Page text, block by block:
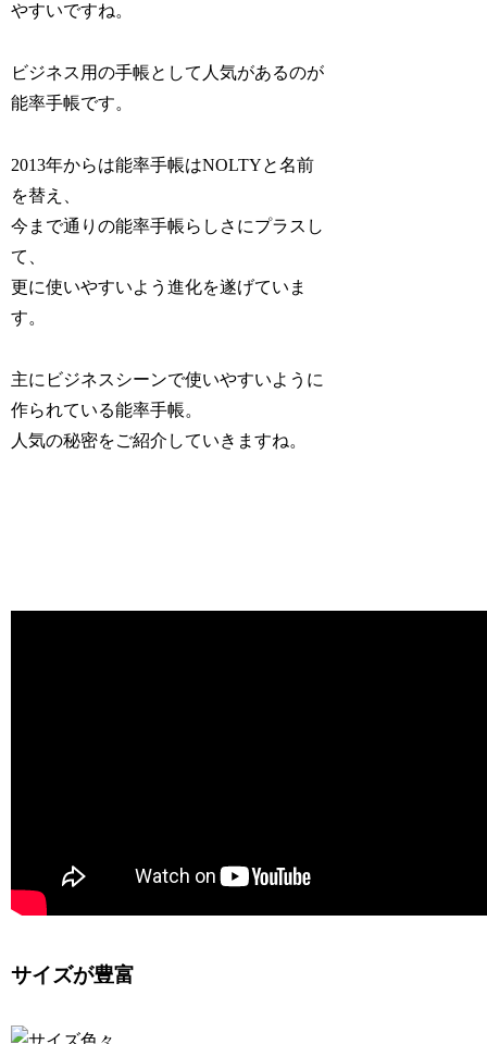
やすいですね。
ビジネス用の手帳として人気があるのが
能率手帳です。
2013年からは能率手帳はNOLTYと名前
を替え、
今まで通りの能率手帳らしさにプラスし
て、
更に使いやすいよう進化を遂げていま
す。
主にビジネスシーンで使いやすいように
作られている能率手帳。
人気の秘密をご紹介していきますね。
サイズが豊富